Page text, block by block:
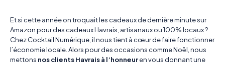
Et si cette année on troquait les cadeaux de dernière minute sur
Amazon pour des cadeaux Havrais, artisanaux ou 100% locaux ?
Chez Cocktail Numérique, il nous tient à cœur de faire fonctionner
l’économie locale. Alors pour des occasions comme Noël, nous
mettons nos clients Havrais à l’honneuren vous donnant une